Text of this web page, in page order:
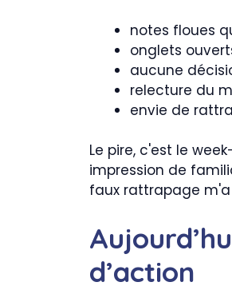
notes floues
onglets
aucune
relecture du
envie de
Le pire, c'est le
impression de
faux rattrapage
d’action